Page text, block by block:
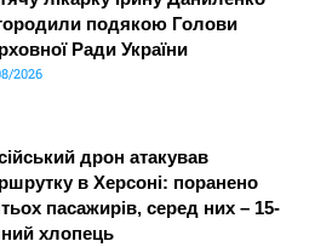
подякою Голови
Ради України
2026
дрон атакував
в Херсоні: поранено
пасажирів, серед них – 15-
хлопець